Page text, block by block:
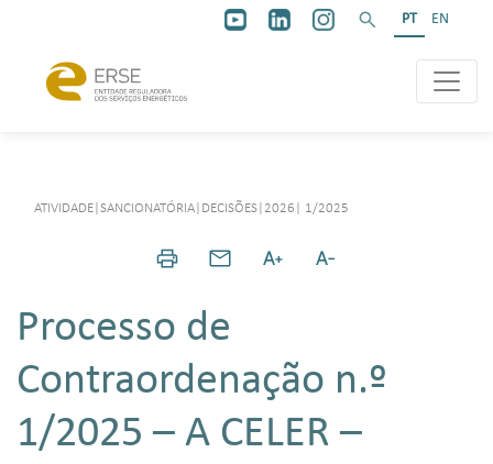
PT EN
ATIVIDADE SANCIONATÓRIA DECISÕES 2026 1/2025
Processo de
Contraordenação n.º
1/2025 – A CELER –